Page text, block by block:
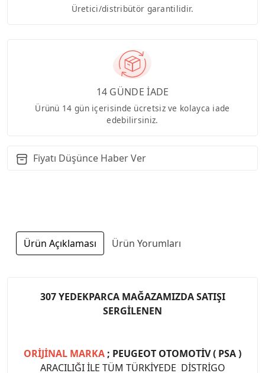
Üretici/distribütör garantilidir.
14 GÜNDE İADE
Ürünü 14 gün içerisinde ücretsiz ve kolayca iade
edebilirsiniz.
Fiyatı Düşünce Haber Ver
Ürün Açıklaması Ürün Yorumları
307 YEDEKPARCA MAĞAZAMIZDA SATIŞI
SERGİLENEN
ORİJİNAL MARKA ; PEUGEOT OTOMOTİV ( PSA )
ARACILIĞI İLE TÜM TÜRKİYEDE DİSTRİGO